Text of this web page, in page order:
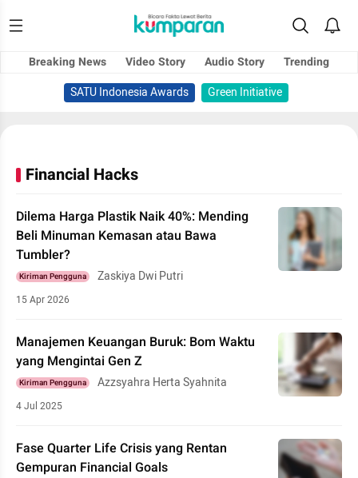
Breaking News Video Story Audio Story
Trending
SATU Indonesia Awards
Green Initiative
Financial Hacks
Dilema Harga Plastik Naik 40%: Mending
Beli Minuman Kemasan atau Bawa
Tumbler?
Kiriman Pengguna Zaskiya Dwi Putri
15 Apr 2026
Manajemen Keuangan Buruk: Bom Waktu
yang Mengintai Gen Z
Kiriman Pengguna Azzsyahra Herta Syahnita
4 Jul 2025
Fase Quarter Life Crisis yang Rentan
Gempuran Financial Goals